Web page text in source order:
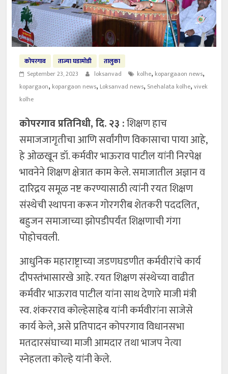
कोपरगाव ताज्या घडामोडी
तालुका
September 23, 2023
loksanvad kolhe, kopargaaon news,
kopargaon, kopargaon news, Loksanvad news, Snehalata kolhe,vivek
kolhe
कोपरगाव प्रतिनिधी, दि. २३ :शिक्षण हाच
समाजजागृतीचा आणि सर्वांगीण विकासाचा पाया आहे,
हे ओळखून डॉ. कर्मवीर भाऊराव पाटील यांनी निरपेक्ष
भावनेने शिक्षण क्षेत्रात काम केले. समाजातील अज्ञान व
दारिद्रय समूळ नष्ट करण्यासाठी त्यांनी रयत शिक्षण
संस्थेची स्थापना करून गोरगरीब शेतकरी पददलित,
बहुजन समाजाच्या झोपडीपर्यंत शिक्षणाची गंगा
पोहोचवली.
आधुनिक महाराष्ट्राच्या जडणघडणीत कर्मवीरांचे कार्य
दीपस्तंभासारखे आहे. रयत शिक्षण संस्थेच्या वाढीत
कर्मवीर भाऊराव पाटील यांना साथ देणारे माजी मंत्री
स्व. शंकरराव कोल्हेसाहेब यांनी कर्मवीरांना साजेसे
कार्य केले, असे प्रतिपादन कोपरगाव विधानसभा
मतदारसंघाच्या माजी आमदार तथा भाजप नेत्या
स्नेहलता कोल्हे यांनी केले.